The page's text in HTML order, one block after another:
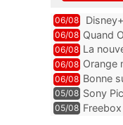
06/08
06/08 Quand
06/08 La
06/08 Orange
06/08 Bonne
inclus
05/08 Sony
05/08